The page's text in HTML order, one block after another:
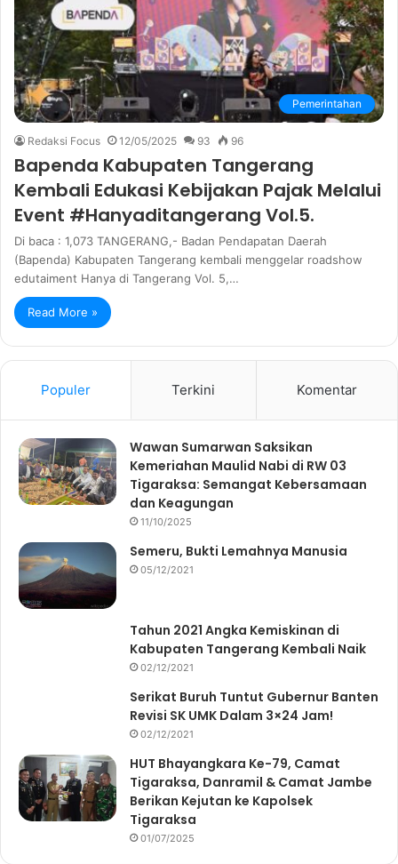
Pemerintahan
Redaksi Focus 12/05/2025 93 96
Bapenda Kabupaten Tangerang
Kembali Edukasi Kebijakan Pajak Melalui
Event #Hanyaditangerang Vol.5.
Di baca : 1,073 TANGERANG,- Badan Pendapatan Daerah
(Bapenda) Kabupaten Tangerang kembali menggelar roadshow
edutaiment Hanya di Tangerang Vol. 5,…
Read More »
Populer Terkini Komentar
Wawan Sumarwan Saksikan
Kemeriahan Maulid Nabi di RW 03
Tigaraksa: Semangat Kebersamaan
dan Keagungan
11/10/2025
Semeru, Bukti Lemahnya Manusia
05/12/2021
Tahun 2021 Angka Kemiskinan di
Kabupaten Tangerang Kembali Naik
02/12/2021
Serikat Buruh Tuntut Gubernur Banten
Revisi SK UMK Dalam 3×24 Jam!
02/12/2021
HUT Bhayangkara Ke-79, Camat
Tigaraksa, Danramil & Camat Jambe
Berikan Kejutan ke Kapolsek
Tigaraksa
01/07/2025